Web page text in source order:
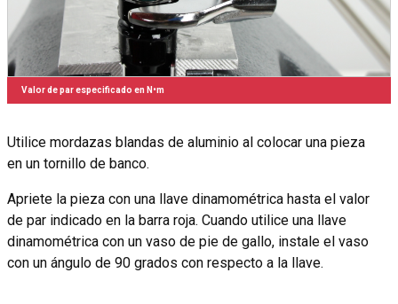
Valor de par especificado en N•m
Utilice mordazas blandas de aluminio al colocar una pieza
en un tornillo de banco.
Apriete la pieza con una llave dinamométrica hasta el valor
de par indicado en la barra roja. Cuando utilice una llave
dinamométrica con un vaso de pie de gallo, instale el vaso
con un ángulo de 90 grados con respecto a la llave.